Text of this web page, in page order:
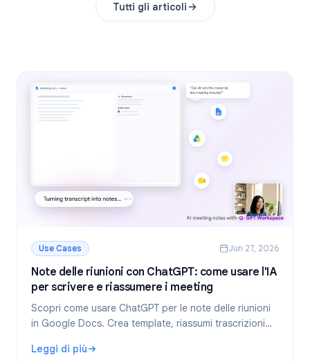
Tutti gli articoli
Use Cases Jun 27, 2026
Note delle riunioni con ChatGPT: come usare l'IA
per scrivere e riassumere i meeting
Scopri come usare ChatGPT per le note delle riunioni
in Google Docs. Crea template, riassumi trascrizioni
Leggi di più
: Note delle riunioni con ChatGPT: come usare l'IA per